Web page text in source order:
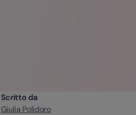
Scritto da
Giulia Polidoro